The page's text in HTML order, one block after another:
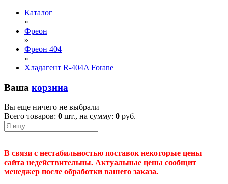
Каталог
»
Фреон
»
Фреон 404
»
Хладагент R-404A Forane
Ваша корзина
Вы еще ничего не выбрали
Всего товаров: 0 шт., на сумму: 0 руб.
В связи с нестабильностью поставок некоторые цены
сайта недействительны. Актуальные цены сообщит
менеджер после обработки вашего заказа.